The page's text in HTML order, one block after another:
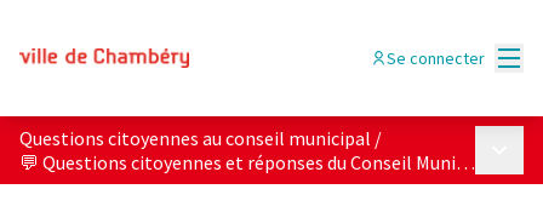
Se connecter
Questions citoyennes au conseil municipal /
💬 Questions citoyennes et réponses du Conseil Municipal